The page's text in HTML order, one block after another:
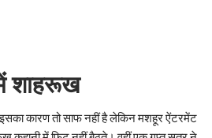
शाहरूख
इसका कारण तो साफ नहीं है लेकिन मशहूर ऐंटरमेंट